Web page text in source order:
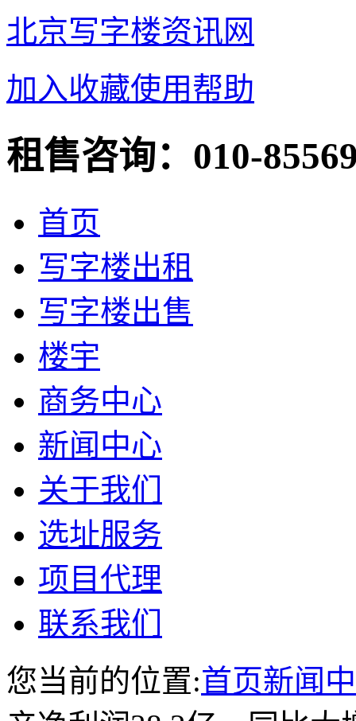
北京写字楼资讯网
加入收藏使用帮助
租售咨询： 010-
首页
写字楼出租
写字楼出售
楼宇
商务中心
新闻中心
关于我们
选址服务
项目代理
联系我们
您当前的位置:首页新闻